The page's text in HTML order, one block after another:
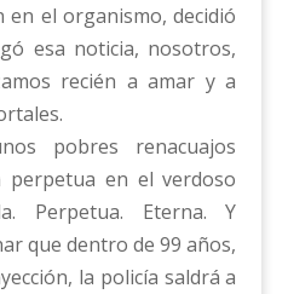
en el organismo, decidió
esa noticia, nosotros,
recién a amar y a
pobres renacuajos
perpetua en el verdoso
Perpetua. Eterna. Y
que dentro de 99 años,
la policía saldrá a